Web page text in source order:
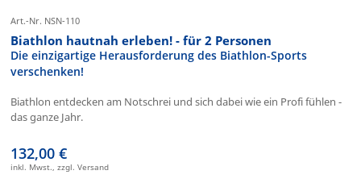
Art.-Nr. NSN-110
Biathlon hautnah erleben! - für 2 Personen
Die einzigartige Herausforderung des Biathlon-Sports
verschenken!
Biathlon entdecken am Notschrei und sich dabei wie ein Profi fühlen -
das ganze Jahr.
132,00 €
inkl. Mwst., zzgl. Versand